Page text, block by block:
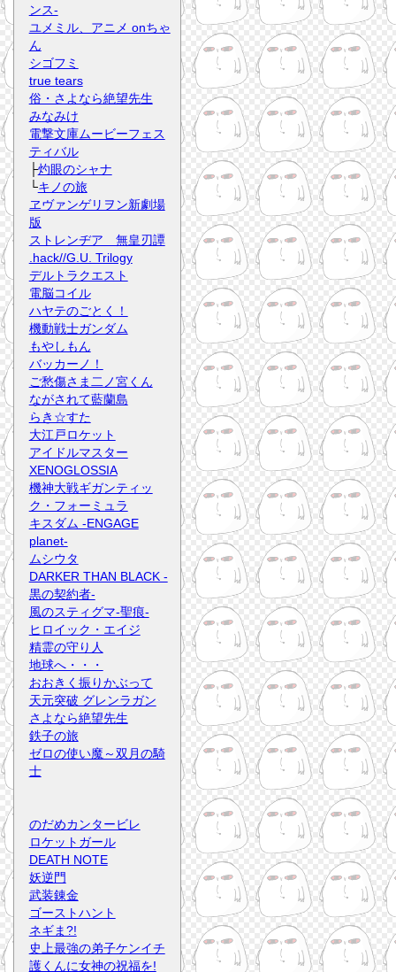
ンス-
ユメミル、アニメ onちゃ
ん
シゴフミ
true tears
俗・さよなら絶望先生
みなみけ
電撃文庫ムービーフェス
ティバル
├灼眼のシャナ
└キノの旅
ヱヴァンゲリヲン新劇場
版
ストレンヂア 無皇刃譚
.hack//G.U. Trilogy
デルトラクエスト
電脳コイル
ハヤテのごとく！
機動戦士ガンダム
もやしもん
バッカーノ！
ご愁傷さま二ノ宮くん
ながされて藍蘭島
らき☆すた
大江戸ロケット
アイドルマスター
XENOGLOSSIA
機神大戦ギガンティッ
ク・フォーミュラ
キスダム -ENGAGE
planet-
ムシウタ
DARKER THAN BLACK -
黒の契約者-
風のスティグマ-聖痕-
ヒロイック・エイジ
精霊の守り人
地球へ・・・
おおきく振りかぶって
天元突破 グレンラガン
さよなら絶望先生
鉄子の旅
ゼロの使い魔～双月の騎
士
のだめカンタービレ
ロケットガール
DEATH NOTE
妖逆門
武装錬金
ゴーストハント
ネギま?!
史上最強の弟子ケンイチ
護くんに女神の祝福を!